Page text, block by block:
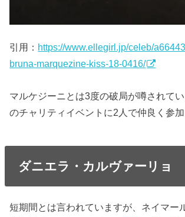
引用： https://www.ellegirl.jp/celeb/
bruna-marquezine-kiss-18-0416/
マルケジーニとは3度の破局が噂されて
のチャリティイベントに2人で仲良く参加
ダニエラ・カルヴァーリョ
短期間とは言われていますが、ネイマー